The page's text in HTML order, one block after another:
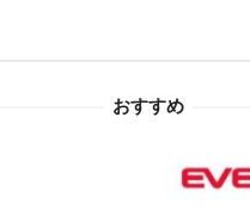
おすすめ